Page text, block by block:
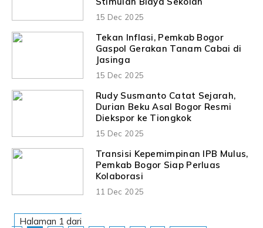
15 Dec 2025
Tekan Inflasi, Pemkab Bogor
Gaspol Gerakan Tanam Cabai di
Jasinga
15 Dec 2025
Rudy Susmanto Catat Sejarah,
Durian Beku Asal Bogor Resmi
Diekspor ke Tiongkok
15 Dec 2025
Transisi Kepemimpinan IPB Mulus,
Pemkab Bogor Siap Perluas
Kolaborasi
11 Dec 2025
Halaman 1 dari